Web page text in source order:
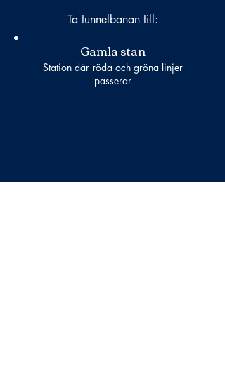
Ta tunnelbanan till:
Gamla stan
Station där röda och gröna linjer
passerar